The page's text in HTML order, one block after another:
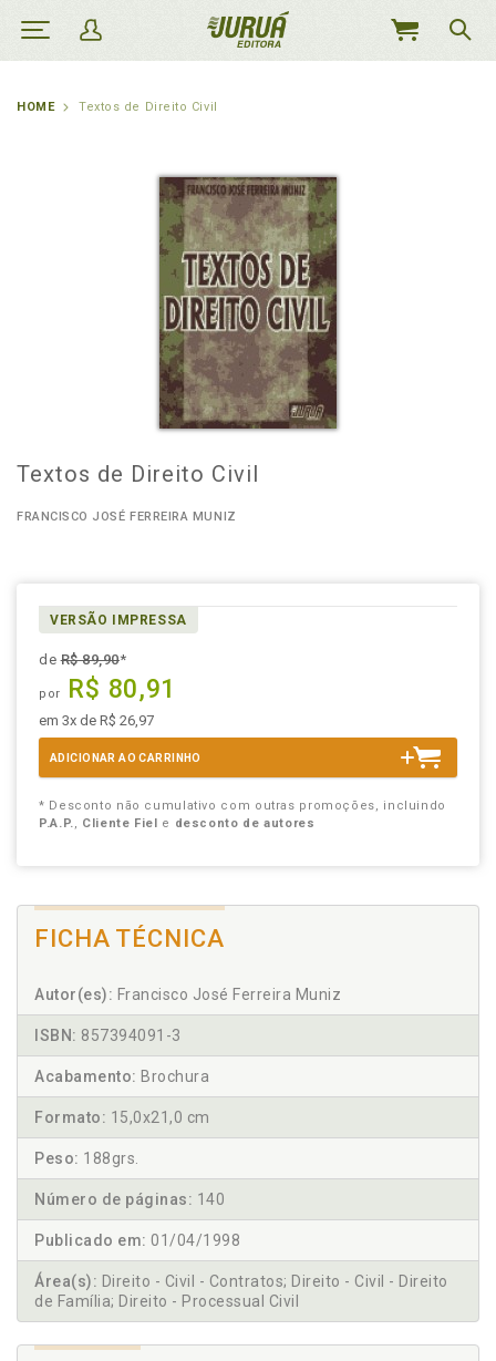
MEU
HOME Textos de Direito Civil
Textos de Direito Civil
FRANCISCO JOSÉ FERREIRA MUNIZ
VERSÃO IMPRESSA
deR$ 89,90*
por R$ 80,91
em 3x de R$ 26,97
ADICIONAR AO CARRINHO
* Desconto não cumulativo com outras promoções, incluindo
P.A.P., Cliente Fiel e desconto de autores
FICHA TÉCNICA
Autor(es): Francisco José Ferreira Muniz
ISBN: 857394091-3
Acabamento: Brochura
Formato: 15,0x21,0 cm
Peso: 188grs.
Número de páginas: 140
Publicado em: 01/04/1998
Área(s): Direito - Civil - Contratos; Direito - Civil - Direito
de Família; Direito - Processual Civil